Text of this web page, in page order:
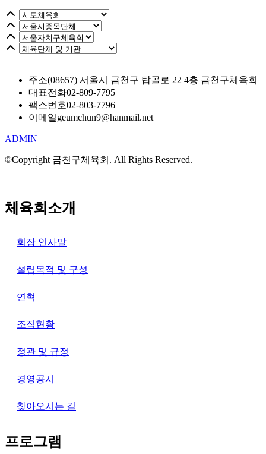
주소(08657) 서울시 금천구 탑골로 22 4층 금천구체육회
대표전화02-809-7795
팩스번호02-803-7796
이메일geumchun9@hanmail.net
ADMIN
©Copyright 금천구체육회. All Rights Reserved.
체육회소개
회장 인사말
설립목적 및 구성
연혁
조직현황
정관 및 규정
경영공시
찾아오시는 길
프로그램